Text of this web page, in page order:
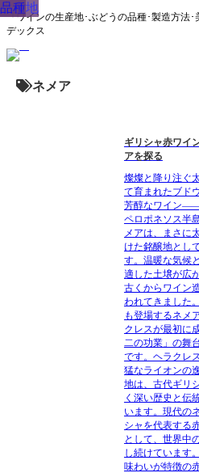
『ワインの生産地･ぶどうの品種･製造方法
デックス
ネメア
生産地
ギリシャ赤ワイ
アを探る
燦燦と降り注ぐ
て育まれたブド
芳醇なワイン
ペロポネソス半
メアは、まさに
けた銘醸地とし
す。温暖な気候
適した土壌が広
古くからワイン
われてきました
も登場するネメ
クレスが最初に
二の功業」の舞
です。ヘラクレ
猛なライオンの
地は、古代ギリ
く深い歴史と伝
います。現代の
シャを代表する
として、世界中
し続けています
味わいが特徴の
品種